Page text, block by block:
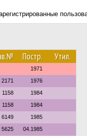
Постр. Утил.
1971
2171 1976
1158 1984
1158 1984
6149 1985
5625 04.1985